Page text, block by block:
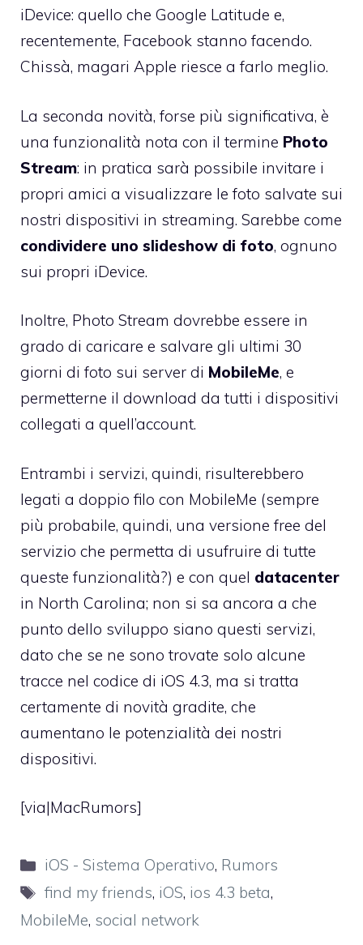
iDevice: quello che Google Latitude e,
recentemente, Facebook stanno facendo.
Chissà, magari Apple riesce a farlo meglio.
La seconda novità, forse più significativa, è
una funzionalità nota con il termine Photo
Stream: in pratica sarà possibile invitare i
propri amici a visualizzare le foto salvate sui
nostri dispositivi in streaming. Sarebbe come
condividere uno slideshow di foto, ognuno
sui propri iDevice.
Inoltre, Photo Stream dovrebbe essere in
grado di caricare e salvare gli ultimi 30
giorni di foto sui server di MobileMe, e
permetterne il download da tutti i dispositivi
collegati a quell’account.
Entrambi i servizi, quindi, risulterebbero
legati a doppio filo con MobileMe (sempre
più probabile, quindi, una versione free del
servizio che permetta di usufruire di tutte
queste funzionalità?) e con quel datacenter
in North Carolina; non si sa ancora a che
punto dello sviluppo siano questi servizi,
dato che se ne sono trovate solo alcune
tracce nel codice di iOS 4.3, ma si tratta
certamente di novità gradite, che
aumentano le potenzialità dei nostri
dispositivi.
[via|MacRumors]
Categorie
iOS - Sistema Operativo, Rumors
Tag
find my friends, iOS, ios 4.3 beta,
MobileMe, social network